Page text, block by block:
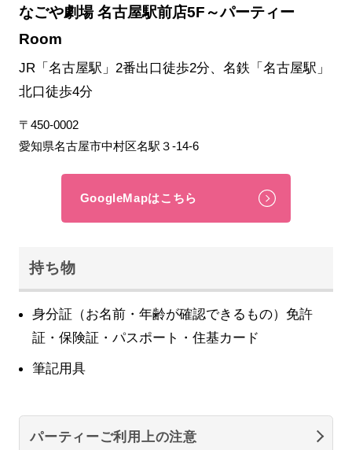
なごや劇場 名古屋駅前店5F～パーティー
Room
JR「名古屋駅」2番出口徒歩2分、名鉄「名古屋駅」
北口徒歩4分
〒450-0002
愛知県名古屋市中村区名駅３-14-6
GoogleMapはこちら
持ち物
身分証（お名前・年齢が確認できるもの）免許
証・保険証・パスポート・住基カード
筆記用具
パーティーご利用上の注意